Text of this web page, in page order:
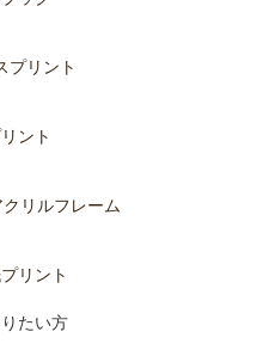
プリント
ント
リルフレーム
リント
たい方